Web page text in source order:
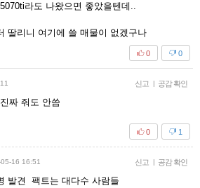
라도 나왔으면 좋았을텐데..
딸리니 여기에 쓸 매물이 없겠구나
0
0
신고 | 공감 확인
짜 줘도 안씀
1
0
16 16:51 신고 | 공감 확인
발견 팩트는 대다수 사람들